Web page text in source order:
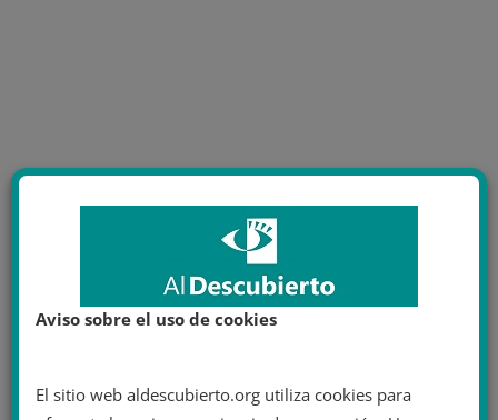
Aviso sobre el uso de cookies
El sitio web aldescubierto.org utiliza cookies para